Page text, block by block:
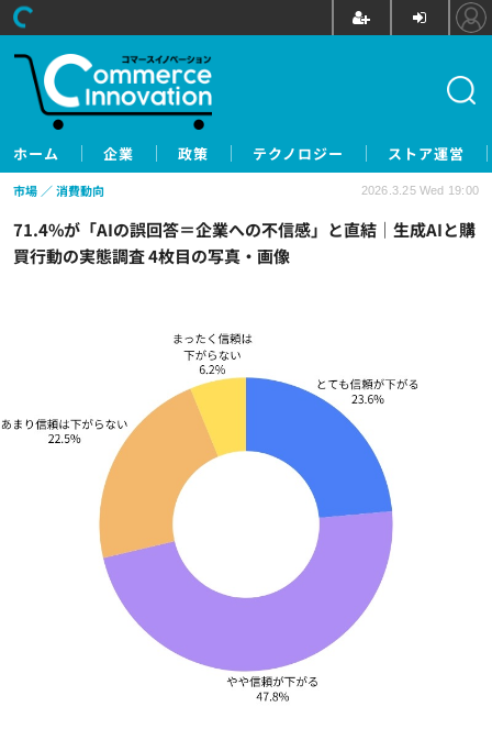
ホーム 企業 政策 テクノロジー ストア運営
71.4%が「AIの誤回答＝企業への不信感」と直結｜生成AIと購
買行動の実態調査 4枚目の写真・画像
市場 消費動向 2026.3.25 Wed 19:00